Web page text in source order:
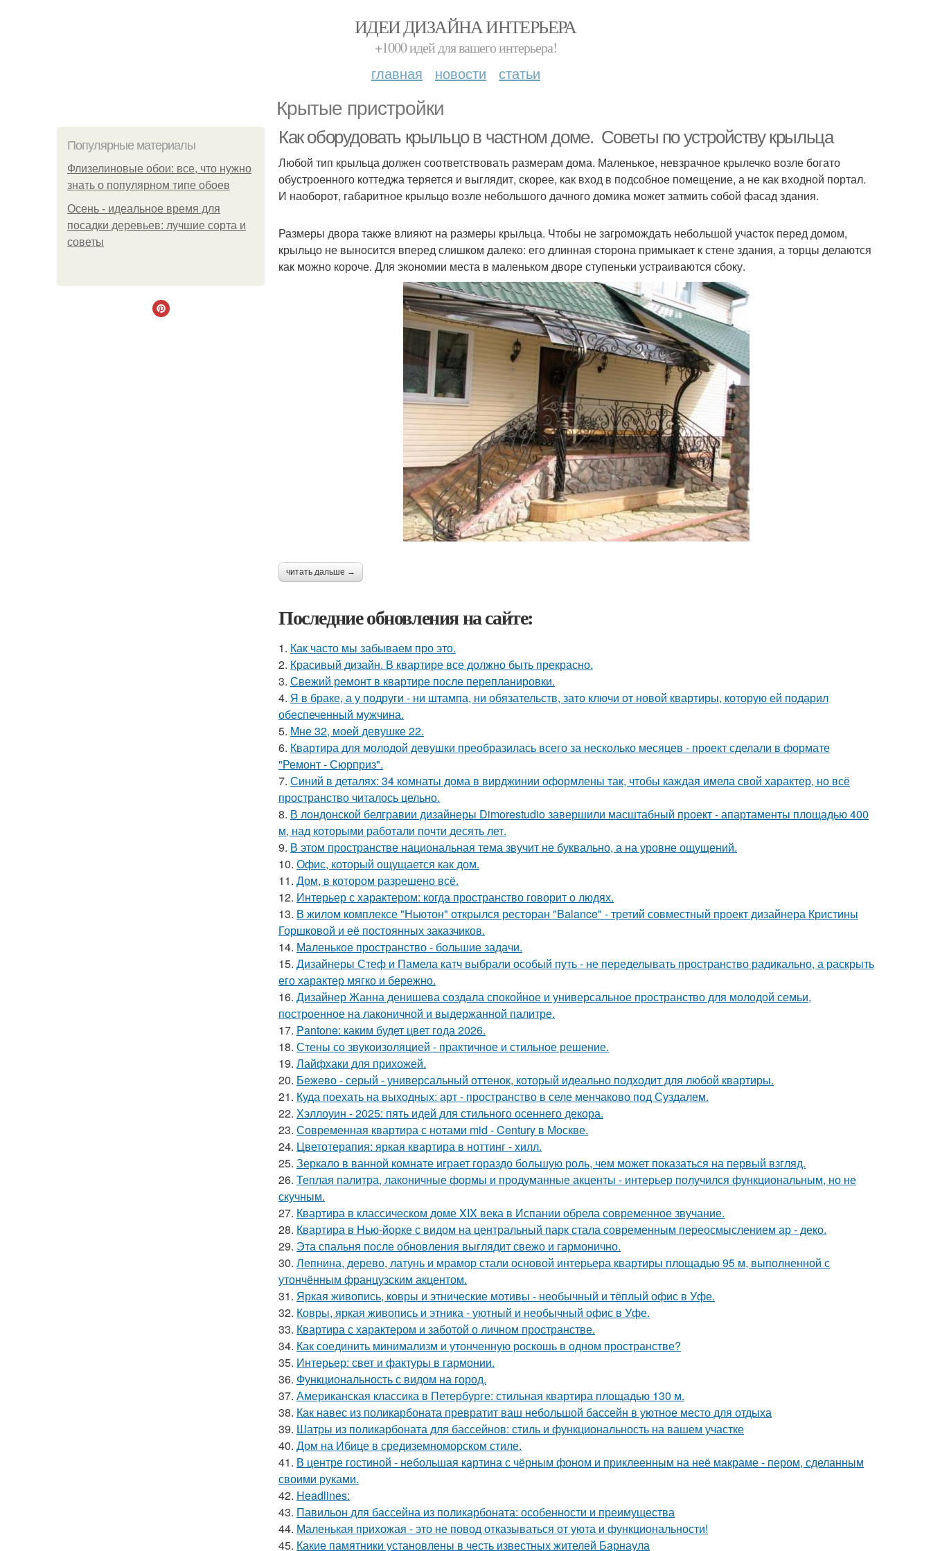
ИДЕИ ДИЗАЙНА ИНТЕРЬЕРА
+1000 идей для вашего интерьера!
главная новости статьи
Крытые пристройки
Популярные материалы
Флизелиновые обои: все, что нужно
знать о популярном типе обоев
Осень - идеальное время для
посадки деревьев: лучшие сорта и
советы
Как оборудовать крыльцо в частном доме. Советы по устройству крыльца
Любой тип крыльца должен соответствовать размерам дома. Маленькое, невзрачное крылечко возле богато
обустроенного коттеджа теряется и выглядит, скорее, как вход в подсобное помещение, а не как входной портал.
И наоборот, габаритное крыльцо возле небольшого дачного домика может затмить собой фасад здания.
Размеры двора также влияют на размеры крыльца. Чтобы не загромождать небольшой участок перед домом,
крыльцо не выносится вперед слишком далеко: его длинная сторона примыкает к стене здания, а торцы делаются
как можно короче. Для экономии места в маленьком дворе ступеньки устраиваются сбоку.
читать дальше →
Последние обновления на сайте:
1. Как часто мы забываем про это.
2. Красивый дизайн. В квартире все должно быть прекрасно.
3. Свежий ремонт в квартире после перепланировки.
4. Я в браке, а у подруги - ни штампа, ни обязательств, зато ключи от новой квартиры, которую ей подарил
обеспеченный мужчина.
5. Мне 32, моей девушке 22.
6. Квартира для молодой девушки преобразилась всего за несколько месяцев - проект сделали в формате
"Ремонт - Сюрприз".
7. Синий в деталях: 34 комнаты дома в вирджинии оформлены так, чтобы каждая имела свой характер, но всё
пространство читалось цельно.
8. В лондонской белгравии дизайнеры Dimorestudio завершили масштабный проект - апартаменты площадью 400
м, над которыми работали почти десять лет.
9. В этом пространстве национальная тема звучит не буквально, а на уровне ощущений.
10. Офис, который ощущается как дом.
11. Дом, в котором разрешено всё.
12. Интерьер с характером: когда пространство говорит о людях.
13. В жилом комплексе "Ньютон" открылся ресторан "Balance" - третий совместный проект дизайнера Кристины
Горшковой и её постоянных заказчиков.
14. Маленькое пространство - большие задачи.
15. Дизайнеры Стеф и Памела катч выбрали особый путь - не переделывать пространство радикально, а раскрыть
его характер мягко и бережно.
16. Дизайнер Жанна денишева создала спокойное и универсальное пространство для молодой семьи,
построенное на лаконичной и выдержанной палитре.
17. Pantone: каким будет цвет года 2026.
18. Стены со звукоизоляцией - практичное и стильное решение.
19. Лайфхаки для прихожей.
20. Бежево - серый - универсальный оттенок, который идеально подходит для любой квартиры.
21. Куда поехать на выходных: арт - пространство в селе менчаково под Суздалем.
22. Хэллоуин - 2025: пять идей для стильного осеннего декора.
23. Современная квартира с нотами mid - Century в Москве.
24. Цветотерапия: яркая квартира в ноттинг - хилл.
25. Зеркало в ванной комнате играет гораздо большую роль, чем может показаться на первый взгляд.
26. Теплая палитра, лаконичные формы и продуманные акценты - интерьер получился функциональным, но не
скучным.
27. Квартира в классическом доме XIX века в Испании обрела современное звучание.
28. Квартира в Нью-йорке с видом на центральный парк стала современным переосмыслением ар - деко.
29. Эта спальня после обновления выглядит свежо и гармонично.
30. Лепнина, дерево, латунь и мрамор стали основой интерьера квартиры площадью 95 м, выполненной с
утончённым французским акцентом.
31. Яркая живопись, ковры и этнические мотивы - необычный и тёплый офис в Уфе.
32. Ковры, яркая живопись и этника - уютный и необычный офис в Уфе.
33. Квартира с характером и заботой о личном пространстве.
34. Как соединить минимализм и утонченную роскошь в одном пространстве?
35. Интерьер: свет и фактуры в гармонии.
36. Функциональность с видом на город.
37. Американская классика в Петербурге: стильная квартира площадью 130 м.
38. Как навес из поликарбоната превратит ваш небольшой бассейн в уютное место для отдыха
39. Шатры из поликарбоната для бассейнов: стиль и функциональность на вашем участке
40. Дом на Ибице в средиземноморском стиле.
41. В центре гостиной - небольшая картина с чёрным фоном и приклеенным на неё макраме - пером, сделанным
своими руками.
42. Headlines:
43. Павильон для бассейна из поликарбоната: особенности и преимущества
44. Маленькая прихожая - это не повод отказываться от уюта и функциональности!
45. Какие памятники установлены в честь известных жителей Барнаула